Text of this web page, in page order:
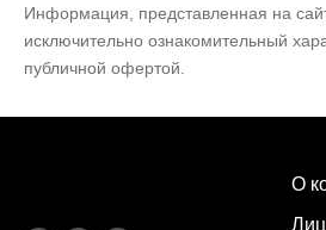
Информация, представленная на
исключительно ознакомительный
публичной офертой.
О